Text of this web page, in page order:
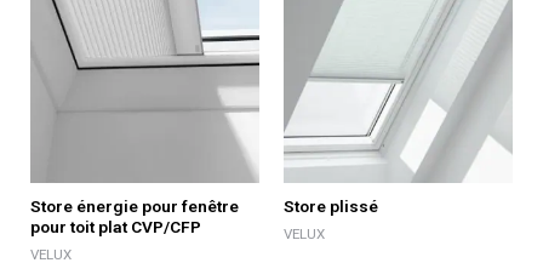
Store énergie pour fenêtre
pour toit plat CVP/CFP
VELUX
Store plissé
VELUX